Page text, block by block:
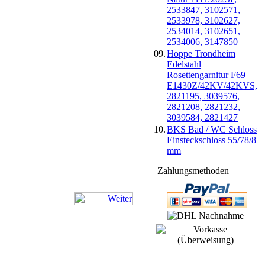
2533847, 3102571,
2533978, 3102627,
2534014, 3102651,
2534006, 3147850
09.Hoppe Trondheim
Edelstahl
Rosettengarnitur F69
E1430Z/42KV/42KVS,
2821195, 3039576,
2821208, 2821232,
3039584, 2821427
10.BKS Bad / WC Schloss
Einsteckschloss 55/78/8
mm
Zahlungsmethoden